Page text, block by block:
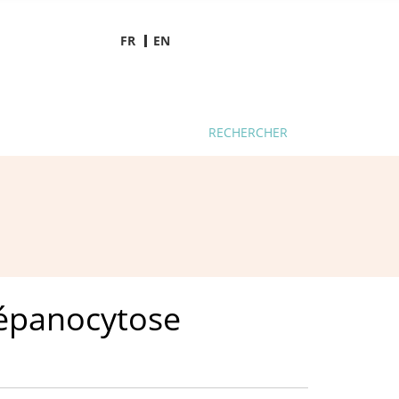
FR EN
RECHERCHER